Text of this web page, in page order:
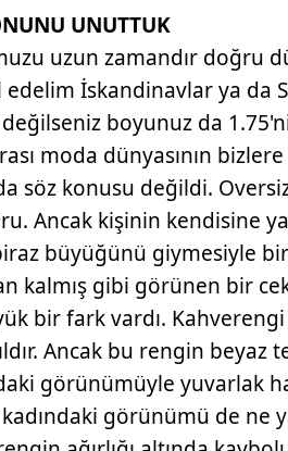
UNUTTUK
uzun zamandır doğru
İskandinavlar ya da
boyunuz da
moda dünyasının
söz konusu değildi.
Ancak kişinin kendisine
büyüğünü giymesiyle
kalmış gibi görünen bir
bir fark vardı.
Ancak bu rengin beyaz
görünümüyle yuvarlak
görünümü de ne